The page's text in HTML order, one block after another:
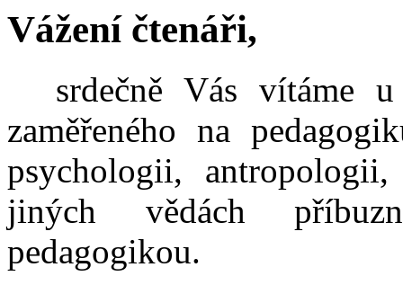
Vážení čtenáři,
srdečně Vás vítáme
zaměřeného na
psychologii,
jiných vědách
pedagogikou.